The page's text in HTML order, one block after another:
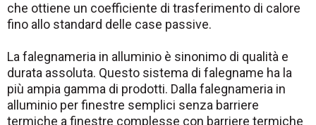
che ottiene un coefficiente di trasferimento di calore
fino allo standard delle case passive.
La falegnameria in alluminio è sinonimo di qualità e
durata assoluta. Questo sistema di falegname ha la
più ampia gamma di prodotti. Dalla falegnameria in
alluminio per finestre semplici senza barriere
termiche a finestre complesse con barriere termiche